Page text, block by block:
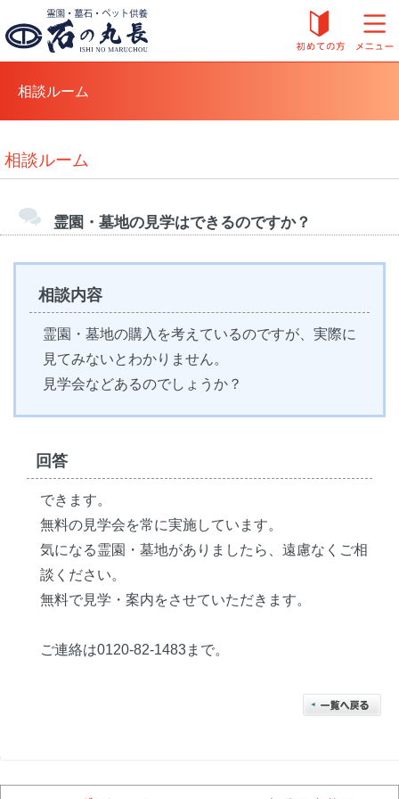
相談ルーム
相談ルーム
霊園・墓地の見学はできるのですか？
相談内容
霊園・墓地の購入を考えているのですが、実際に
見てみないとわかりません。
見学会などあるのでしょうか？
回答
できます。
無料の見学会を常に実施しています。
気になる霊園・墓地がありましたら、遠慮なくご相
談ください。
無料で見学・案内をさせていただきます。
ご連絡は0120-82-1483まで。